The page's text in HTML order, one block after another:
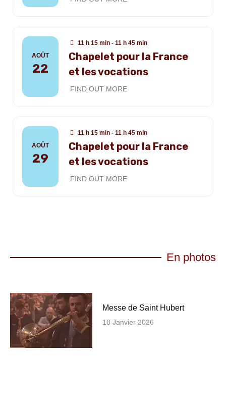
AOÛT
22
11 h 15 min - 11 h 45 min
Chapelet pour la France
et les vocations
FIND OUT MORE
AOÛT
29
11 h 15 min - 11 h 45 min
Chapelet pour la France
et les vocations
FIND OUT MORE
En photos
Messe de Saint Hubert
18 Janvier 2026